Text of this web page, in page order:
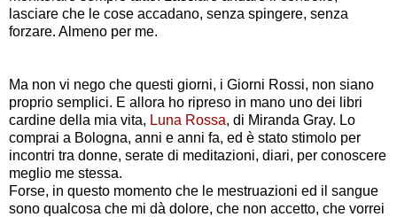
lasciare che le cose accadano, senza spingere, senza
forzare. Almeno per me.
Ma non vi nego che questi giorni, i Giorni Rossi, non siano
proprio semplici. E allora ho ripreso in mano uno dei libri
cardine della mia vita, Luna Rossa, di Miranda Gray. Lo
comprai a Bologna, anni e anni fa, ed è stato stimolo per
incontri tra donne, serate di meditazioni, diari, per conoscere
meglio me stessa.
Forse, in questo momento che le mestruazioni ed il sangue
sono qualcosa che mi dà dolore, che non accetto, che vorrei